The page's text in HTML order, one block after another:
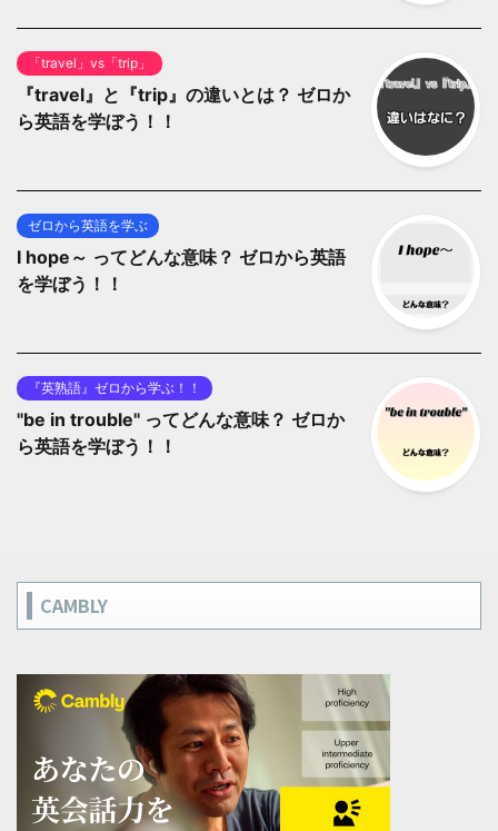
「travel」vs「trip」
『travel』と『trip』の違いとは？ ゼロか
ら英語を学ぼう！！
ゼロから英語を学ぶ
I hope～ ってどんな意味？ ゼロから英語
を学ぼう！！
『英熟語』ゼロから学ぶ！！
"be in trouble" ってどんな意味？ ゼロか
ら英語を学ぼう！！
CAMBLY